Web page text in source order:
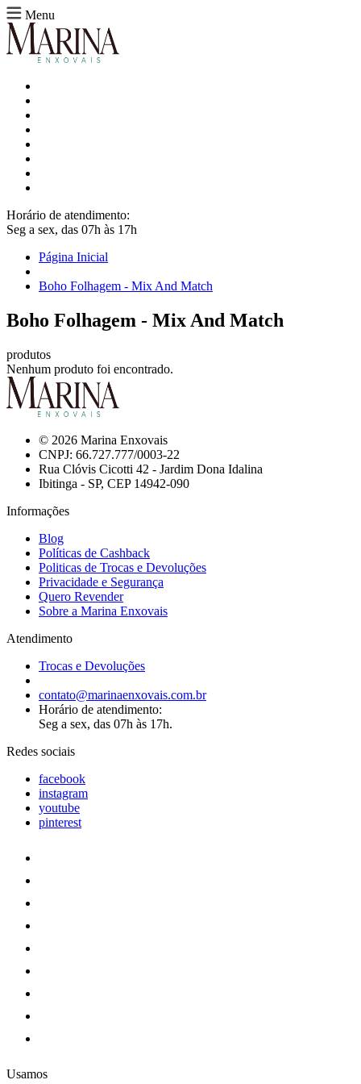
Menu
Horário de atendimento:
Seg a sex, das 07h às 17h
Página Inicial
Boho Folhagem - Mix And Match
Boho Folhagem - Mix And Match
produtos
Nenhum produto foi encontrado.
© 2026 Marina Enxovais
CNPJ: 66.727.777/0003-22
Rua Clóvis Cicotti 42 - Jardim Dona Idalina
Ibitinga - SP, CEP 14942-090
Informações
Blog
Políticas de Cashback
Politicas de Trocas e Devoluções
Privacidade e Segurança
Quero Revender
Sobre a Marina Enxovais
Atendimento
Trocas e Devoluções
contato@marinaenxovais.com.br
Horário de atendimento:
Seg a sex, das 07h às 17h.
Redes sociais
facebook
instagram
youtube
pinterest
Usamos